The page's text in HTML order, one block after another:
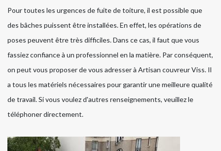
Pour toutes les urgences de fuite de toiture, il est possible que
des bâches puissent être installées. En effet, les opérations de
poses peuvent être très difficiles. Dans ce cas, il faut que vous
fassiez confiance à un professionnel en la matière. Par conséquent,
on peut vous proposer de vous adresser à Artisan couvreur Viss. Il
a tous les matériels nécessaires pour garantir une meilleure qualité
de travail. Si vous voulez d'autres renseignements, veuillez le
téléphoner directement.